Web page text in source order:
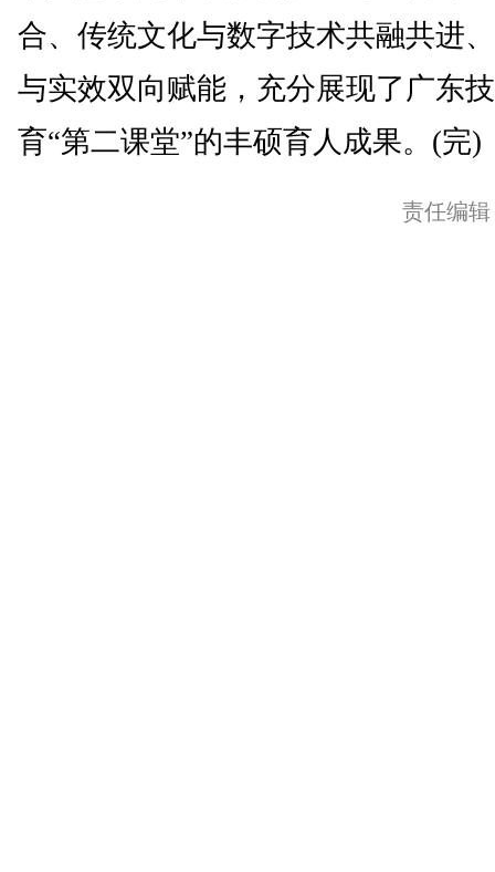
合、传统文化与数字技术共融共进
与实效双向赋能，充分展现了广东
育“第二课堂”的丰硕育人成果。(完)
责任编